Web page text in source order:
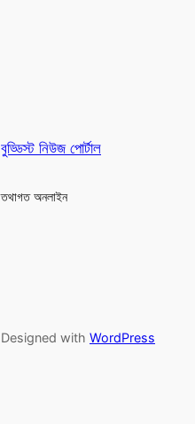
বুড্ডিস্ট নিউজ পোর্টাল
তথাগত অনলাইন
Designed with WordPress